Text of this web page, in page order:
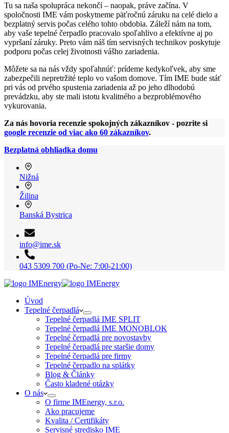
Tu sa naša spolupráca nekončí – naopak, práve začína. V
spoločnosti IME vám poskytneme päťročnú záruku na celé dielo a
bezplatný servis počas celého tohto obdobia. Záleží nám na tom,
aby vaše tepelné čerpadlo pracovalo spoľahlivo a efektívne aj po
vypršaní záruky. Preto vám náš tím servisných technikov poskytuje
podporu počas celej životnosti vášho zariadenia.
Môžete sa na nás vždy spoľahnúť: prídeme kedykoľvek, aby sme
zabezpečili nepretržité teplo vo vašom domove. Tím IME bude stáť
pri vás od prvého spustenia zariadenia až po jeho dlhodobú
prevádzku, aby ste mali istotu kvalitného a bezproblémového
vykurovania.
Za nás hovoria recenzie spokojných zákazníkov - pozrite si
google recenzie od viac ako 60 zákazníkov.
Bezplatná obhliadka domu
Nižná
Žilina
Banská Bystrica
info@ime.sk
043 5309 700 (Po-Ne: 7:00-21:00)
Úvod
Tepelné čerpadlá
Tepelné čerpadlá IME SPLIT
Tepelné čerpadlá IME MONOBLOK
Tepelné čerpadlá pre novostavby
Tepelné čerpadlá pre staršie domy
Tepelné čerpadlá pre firmy
Tepelné čerpadlo na splátky
Blog & Články
Často kladené otázky
O nás
O firme IMEnergy, s.r.o.
Ako pracujeme
Kvalita / Certifikáty
Servisné stredisko IME